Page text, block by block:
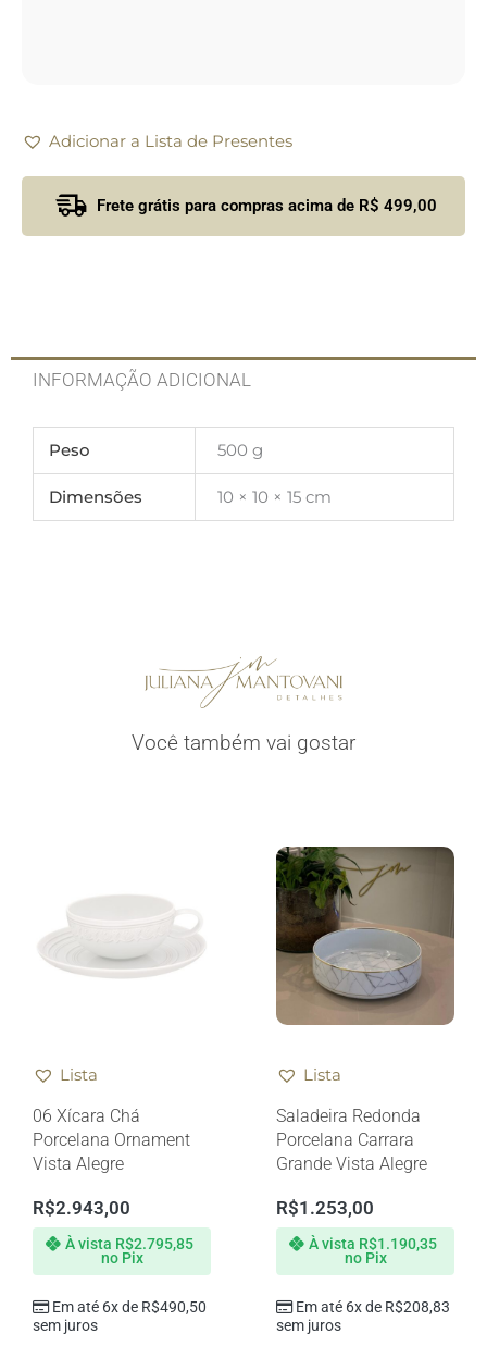
Adicionar a Lista de Presentes
Frete grátis para compras acima de R$ 499,00
INFORMAÇÃO ADICIONAL
Peso 500 g
Dimensões 10 × 10 × 15 cm
Você também vai gostar
Lista
06 Xícara Chá
Porcelana Ornament
Vista Alegre
R$2.943,00
Em até 6x de R$490,50
sem juros
À vista R$2.795,85
no Pix
Lista
Saladeira Redonda
Porcelana Carrara
Grande Vista Alegre
R$1.253,00
Em até 6x de R$208,83
sem juros
À vista R$1.190,35
no Pix